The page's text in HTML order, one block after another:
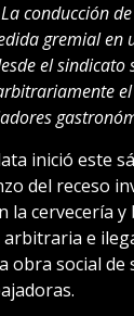
La conducción
gremial en
el sindicato
inició este
del receso
la cervecería y
e
obra social de